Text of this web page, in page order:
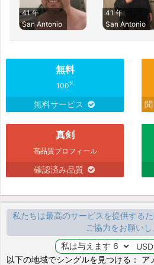
41 年
San Antonio
41 年
San Antonio
無料
100%
無料サービス
真剣
高品質プロフィール
確認済み品質
私たちは最高のサービスを提供する
ご協力をお願いし
以下の地域でシングルを見つける： ア